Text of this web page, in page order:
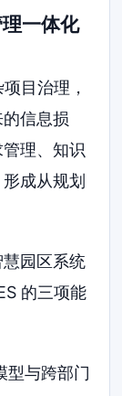
一体化
目治理，
信息损
理、知识
成从规划
园区系统
的三项能
型与跨部门